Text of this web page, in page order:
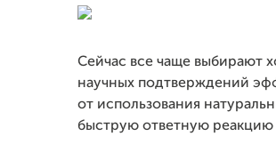
Сейчас все чаще выбирают
научных подтверждений
от использования
быструю ответную реакцию